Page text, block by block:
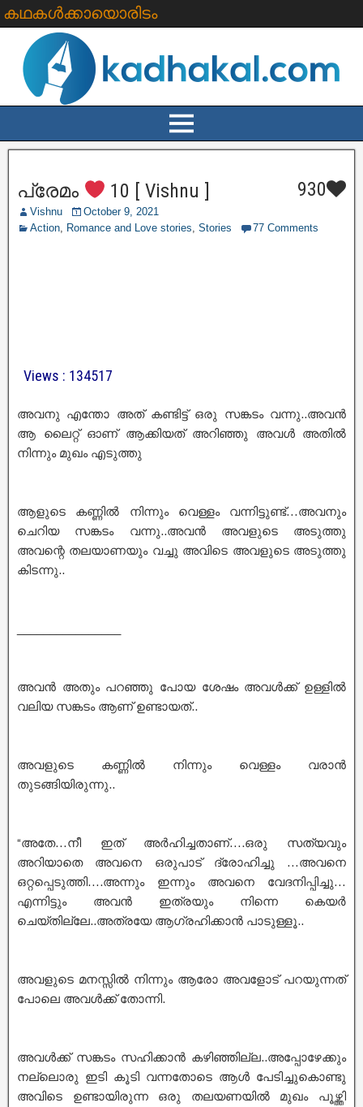
കഥകൾക്കായൊരിടം
പ്രേമം 10 [ Vishnu ] 930
Vishnu
October 9, 2021
Action Romance and Love stories Stories 77 Comments
Views : 134517
അവനു എന്തോ അത് കണ്ടിട്ട് ഒരു സങ്കടം വന്നു..അവൻ
ആ ലൈറ്റ്‌ ഓണ് ആക്കിയത് അറിഞ്ഞു അവൾ അതിൽ
നിന്നും മുഖം എടുത്തു
ആളുടെ കണ്ണിൽ നിന്നും വെള്ളം വന്നിട്ടുണ്ട്…അവനും
ചെറിയ സങ്കടം വന്നു..അവൻ അവളുടെ അടുത്തു
അവന്റെ തലയാണയും വച്ചു അവിടെ അവളുടെ അടുത്തു
കിടന്നു..
അവൻ അതും പറഞ്ഞു പോയ ശേഷം അവൾക്ക് ഉള്ളിൽ
വലിയ സങ്കടം ആണ് ഉണ്ടായത്..
അവളുടെ കണ്ണിൽ നിന്നും വെള്ളം വരാൻ
തുടങ്ങിയിരുന്നു..
“അതേ…നീ ഇത് അർഹിച്ചതാണ്….ഒരു സത്യവും
അറിയാതെ അവനെ ഒരുപാട് ദ്രോഹിച്ചു …അവനെ
ഒറ്റപ്പെടുത്തി….അന്നും ഇന്നും അവനെ വേദനിപ്പിച്ചു…
എന്നിട്ടും അവൻ ഇത്രയും നിന്നെ കെയർ
ചെയ്തില്ലേ..അത്രയേ ആഗ്രഹിക്കാൻ പാടുള്ളൂ..
അവളുടെ മനസ്സിൽ നിന്നും ആരോ അവളോട്‌ പറയുന്നത്
പോലെ അവൾക്ക് തോന്നി.
അവൾക്ക് സങ്കടം സഹിക്കാൻ കഴിഞ്ഞില്ല..അപ്പോഴേക്കും
നല്ലൊരു ഇടി കൂടി വന്നതോടെ ആൾ പേടിച്ചുകൊണ്ടു
അവിടെ ഉണ്ടായിരുന്ന ഒരു തലയണയിൽ മുഖം പൂഴ്ത്തി